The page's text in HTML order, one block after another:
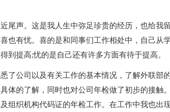
尾声。这是我人生中弥足珍贵的经历，也给我
也有忧。喜的是和同事们工作相处中，自己从
到提高;忧的是自己还有许多方面有待于提高。
了公司以及有关工作的基本情况，了解外联部
体的了解，同时也对公司年检做了初步的接触
组织机构代码证的年检工作。在工作中我也出